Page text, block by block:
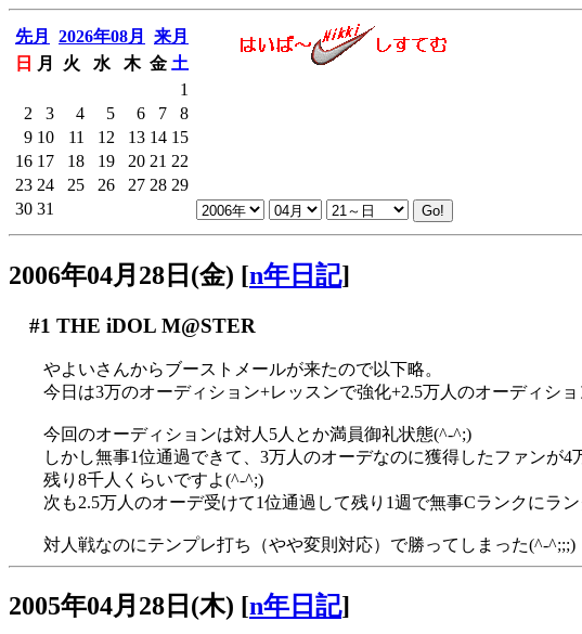
先月 2026年08月
来月
日
月 火 水 木 金 土
1
2
3 4 5 6 7
8
9 10 11 12 13 14 15
16 17 18 19 20 21 22
23 24 25 26 27 28 29
30 31
2006年04月28日(金) [n年日記]
#1 THE iDOL M@STER
やよいさんからブーストメールが来たので以下略。
今日は3万のオーディション+レッスンで強化+2.5万人のオーディシ
今回のオーディションは対人5人とか満員御礼状態(^-^;)
しかし無事1位通過できて、3万人のオーデなのに獲得したファンが4
残り8千人くらいですよ(^-^;)
次も2.5万人のオーデ受けて1位通過して残り1週で無事Cランクにラ
対人戦なのにテンプレ打ち（やや変則対応）で勝ってしまった(^-^;;;)
2005年04月28日(木) [n年日記]